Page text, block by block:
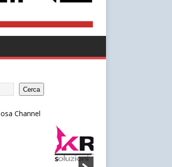
Cerca